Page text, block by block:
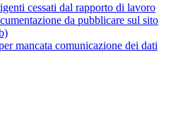
cessati dal rapporto di lavoro
da pubblicare sul sito
mancata comunicazione dei dati